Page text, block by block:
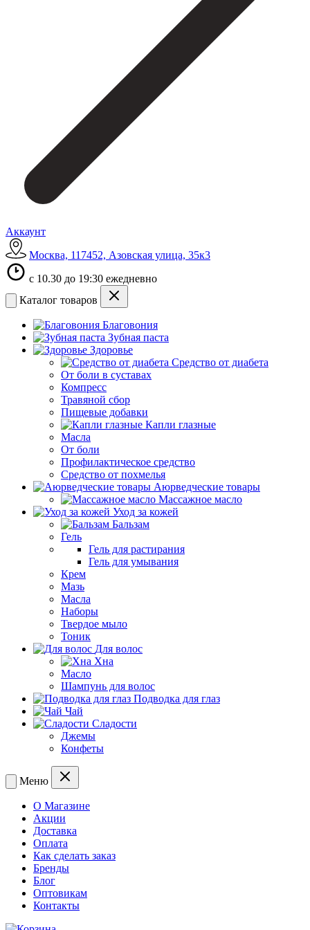
Аккаунт
Москва, 117452, Азовская улица, 35к3
с 10.30 до 19:30 ежедневно
Каталог товаров
Благовония
Зубная паста
Здоровье
Средство от диабета
От боли в суставах
Компресс
Травяной сбор
Пищевые добавки
Капли глазные
Масла
От боли
Профилактическое средство
Средство от похмелья
Аюрведческие товары
Массажное масло
Уход за кожей
Бальзам
Гель
Гель для растирания
Гель для умывания
Крем
Мазь
Масла
Наборы
Твердое мыло
Тоник
Для волос
Хна
Масло
Шампунь для волос
Подводка для глаз
Чай
Сладости
Джемы
Конфеты
Меню
О Магазине
Акции
Доставка
Оплата
Как сделать заказ
Бренды
Блог
Оптовикам
Контакты